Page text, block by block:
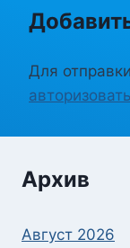
Для
Архив
Август 2026